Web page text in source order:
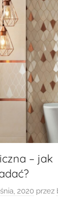
– jak
2020 przez